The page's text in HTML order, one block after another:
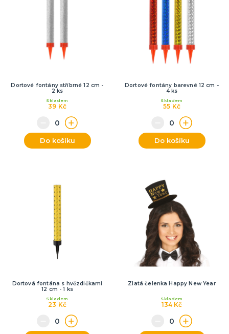
Dortové fontány stříbrné 12 cm -
2 ks
39 Kč
Skladem
Do košíku
Dortové fontány barevné 12 cm -
4 ks
55 Kč
Skladem
Do košíku
Dortová fontána s hvězdičkami
12 cm - 1 ks
23 Kč
Skladem
Zlatá čelenka Happy New Year
134 Kč
Skladem